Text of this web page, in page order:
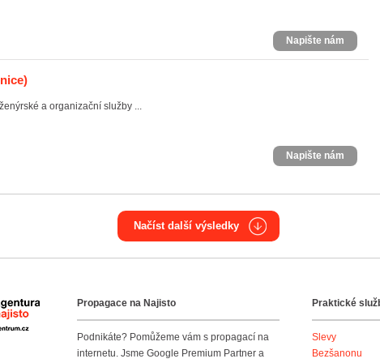
Napište nám
a organizační služby ...
Napište nám
Načíst další výsledky
Agentura NajistoPropagace na Najisto
Podnikáte? Pomůžeme vám s propagací na
internetu. Jsme Google Premium Partner a
Praktické
Slevy
Bezšanonu